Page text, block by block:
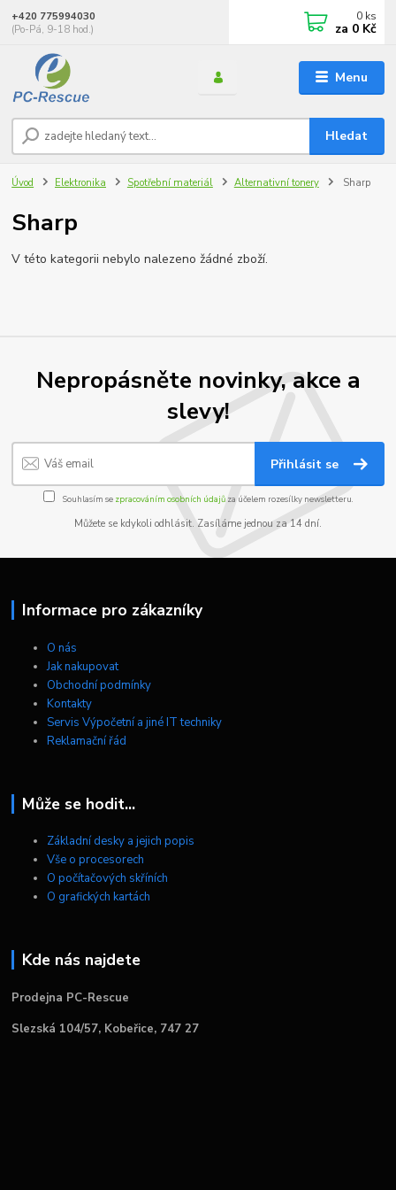
Menu
Hledat
+420 775994030
(Po-Pá, 9-18 hod.)
0 ks
za 0 Kč
Úvod Elektronika Spotřební materiál Alternativní tonery Sharp
Sharp
V této kategorii nebylo nalezeno žádné zboží.
Nepropásněte novinky, akce a
slevy!
Přihlásit se
Souhlasím se zpracováním osobních údajůza účelem rozesílky newsletteru.
Můžete se kdykoli odhlásit. Zasíláme jednou za 14 dní.
Informace pro zákazníky
O nás
Jak nakupovat
Obchodní podmínky
Kontakty
Servis Výpočetní a jiné IT techniky
Reklamační řád
Může se hodit...
Základní desky a jejich popis
Vše o procesorech
O počítačových skříních
O grafických kartách
Kde nás najdete
Prodejna PC-Rescue
Slezská 104/57, Kobeřice, 747 27